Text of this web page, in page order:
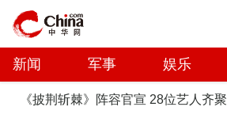
新闻 军事 娱乐
《披荆斩棘》阵容官宣 28位艺人齐聚